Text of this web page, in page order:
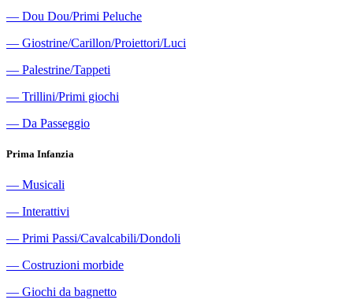
― Dou Dou/Primi Peluche
― Giostrine/Carillon/Proiettori/Luci
― Palestrine/Tappeti
― Trillini/Primi giochi
― Da Passeggio
Prima Infanzia
― Musicali
― Interattivi
― Primi Passi/Cavalcabili/Dondoli
― Costruzioni morbide
― Giochi da bagnetto